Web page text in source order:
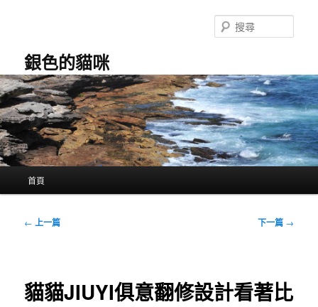
容
銀色的貓咪
尋
首頁
文
← 上一篇 下一篇 →
貓貓JIUYI俱意翻修設計看著比